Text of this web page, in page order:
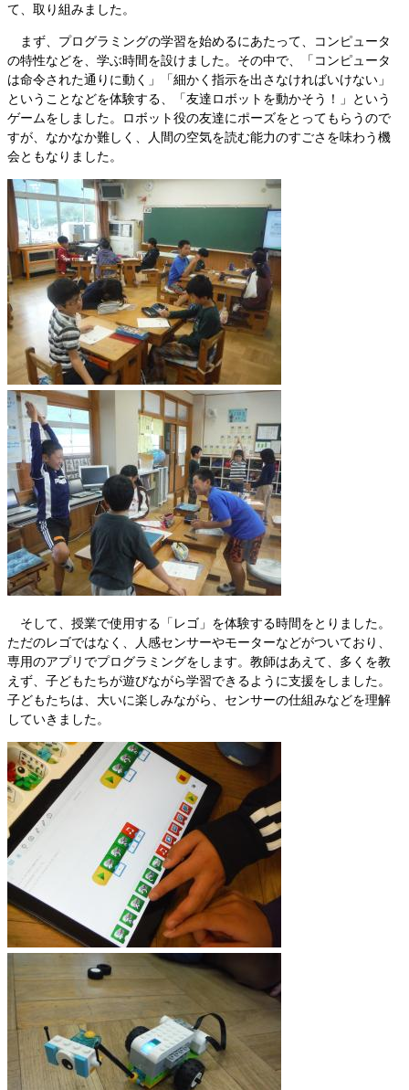
て、取り組みました。
まず、プログラミングの学習を始めるにあたって、コンピュータ
の特性などを、学ぶ時間を設けました。その中で、「コンピュータ
は命令された通りに動く」「細かく指示を出さなければいけない」
ということなどを体験する、「友達ロボットを動かそう！」という
ゲームをしました。ロボット役の友達にポーズをとってもらうので
すが、なかなか難しく、人間の空気を読む能力のすごさを味わう機
会ともなりました。
そして、授業で使用する「レゴ」を体験する時間をとりました。
ただのレゴではなく、人感センサーやモーターなどがついており、
専用のアプリでプログラミングをします。教師はあえて、多くを教
えず、子どもたちが遊びながら学習できるように支援をしました。
子どもたちは、大いに楽しみながら、センサーの仕組みなどを理解
していきました。